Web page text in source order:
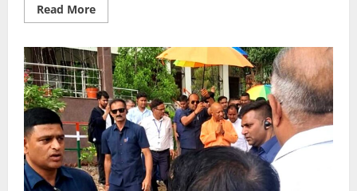
Read MoreRead
more
में
IPL
सट्टा
गिरोह
का
भंडाफोड़,
पांच
आरोपी
गिरफ्तार